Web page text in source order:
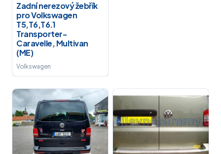
Zadní nerezový žebřík
pro Volkswagen
T5,T6,T6.1
Transporter-
Caravelle, Multivan
(ME)
Volkswagen